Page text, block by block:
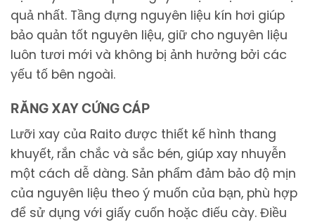
quả nhất. Tầng đựng nguyên liệu kín hơi giúp
bảo quản tốt nguyên liệu, giữ cho nguyên liệu
luôn tươi mới và không bị ảnh hưởng bởi các
yếu tố bên ngoài.
RĂNG XAY CỨNG CÁP
Lưỡi xay của Raito được thiết kế hình thang
khuyết, rắn chắc và sắc bén, giúp xay nhuyễn
một cách dễ dàng. Sản phẩm đảm bảo độ mịn
của nguyên liệu theo ý muốn của bạn, phù hợp
để sử dụng với giấy cuốn hoặc điếu cày. Điều